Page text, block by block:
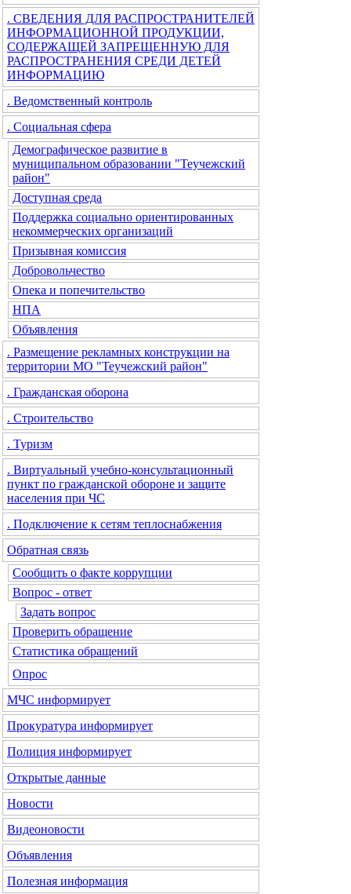
. СВЕДЕНИЯ ДЛЯ РАСПРОСТРАНИТЕЛЕЙ
ИНФОРМАЦИОННОЙ ПРОДУКЦИИ,
СОДЕРЖАЩЕЙ ЗАПРЕЩЕННУЮ ДЛЯ
РАСПРОСТРАНЕНИЯ СРЕДИ ДЕТЕЙ
ИНФОРМАЦИЮ
. Ведомственный контроль
. Социальная сфера
Демографическое развитие в
муниципальном образовании "Теучежский
район"
Доступная среда
Поддержка социально ориентированных
некоммерческих организаций
Призывная комиссия
Добровольчество
Опека и попечительство
НПА
Объявления
. Размещение рекламных конструкции на
территории МО "Теучежский район"
. Гражданская оборона
. Строительство
. Туризм
. Виртуальный учебно-консультационный
пункт по гражданской обороне и защите
населения при ЧС
. Подключение к сетям теплоснабжения
Обратная связь
Сообщить о факте коррупции
Вопрос - ответ
Задать вопрос
Проверить обращение
Статистика обращений
Опрос
МЧС информирует
Прокуратура информирует
Полиция информирует
Открытые данные
Новости
Видеоновости
Объявления
Полезная информация